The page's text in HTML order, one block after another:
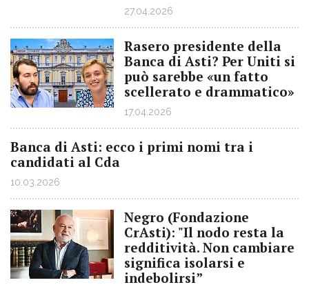
27.04.2026
Rasero presidente della
Banca di Asti? Per Uniti si
può sarebbe «un fatto
scellerato e drammatico»
17.04.2026
Banca di Asti: ecco i primi nomi tra i
candidati al Cda
10.03.2026
Negro (Fondazione
CrAsti): "Il nodo resta la
redditività. Non cambiare
significa isolarsi e
indebolirsi”